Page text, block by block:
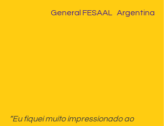
General FESAAL   Argentina
“Eu fiquei muito impressionado ao